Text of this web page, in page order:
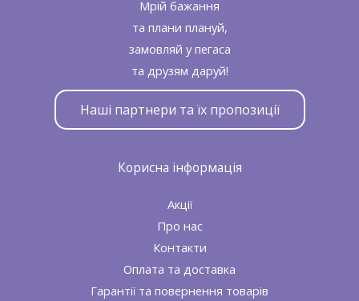
Мрій бажання
та плани плануй,
замовляй у пегаса
та друзям даруй!
Наші партнери та їх пропозиції
Корисна інформація
Акції
Про нас
Контакти
Оплата та доставка
Гарантії та повернення товарів